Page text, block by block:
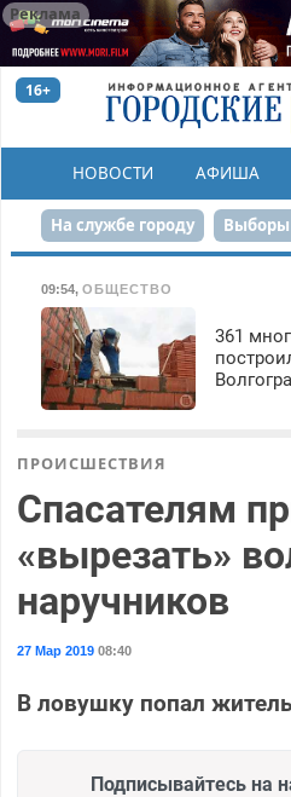
Реклама
16+
НОВОСТИ АФИША
КОНКУРСЫ
На службе городу Выборы
Набережная День Победы
80-летие Победы
09:54, ОБЩЕСТВО
361
ПРОИСШЕСТВИЯ
Спасателям
«вырезать»
наручников
27 Мар 201908:40
В ловушку попал
Подписывайтесь на